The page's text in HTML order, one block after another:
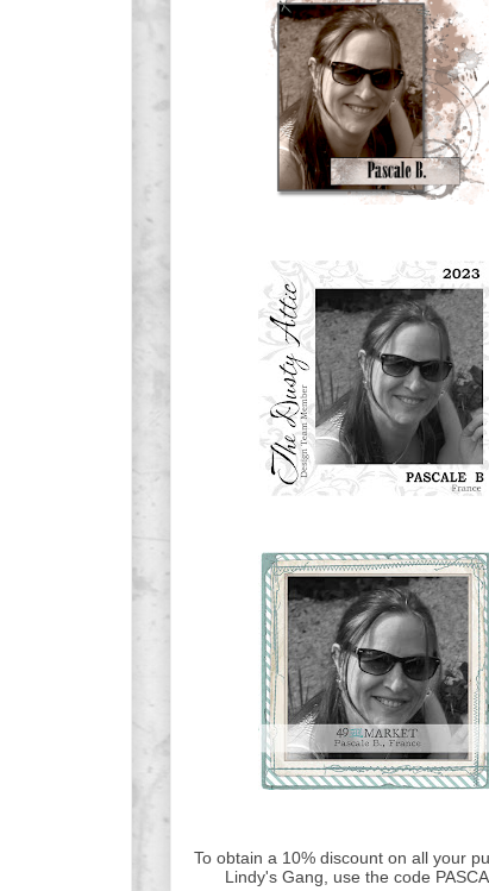
To obtain a 10% discount on all your
Lindy's Gang, use the code